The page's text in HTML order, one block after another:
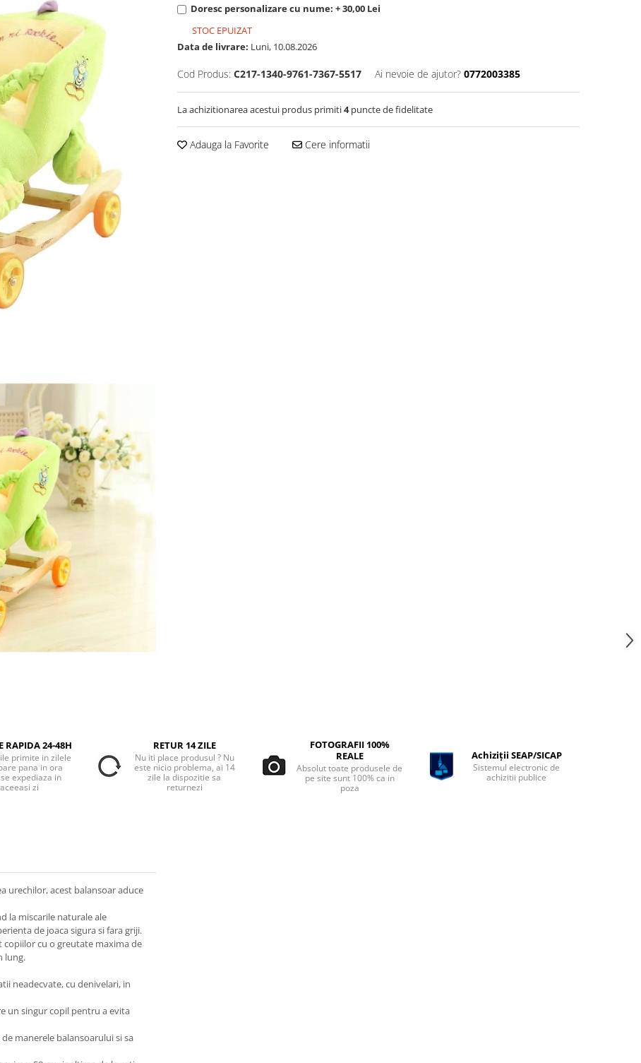
Doresc personalizare cu nume: + 30,00 Lei
STOC EPUIZAT
Data de livrare: Luni, 10.08.2026
Cod Produs: C217-1340-9761-7367-5517 Ai nevoie de ajutor? 0772003385
La achizitionarea acestui produs primiti4puncte de fidelitate
Adauga la Favorite Cere informatii
RAPIDA 24-48H
primite in zilele
pana in ora
expediaza in
aceeasi zi
RETUR 14 ZILE
Nu iti place produsul ? Nu
este nicio problema, ai 14
zile la dispozitie sa
returnezi
FOTOGRAFII 100%
REALE
Absolut toate produsele de
pe site sunt 100% ca in
poza
Achiziții SEAP/SICAP
Sistemul electronic de
achizitii publice
urechilor, acest balansoar aduce
la miscarile naturale ale
de joaca sigura si fara griji.
cu o greutate maxima de
lung.
neadecvate, cu denivelari, in
un singur copil pentru a evita
manerele balansoarului si sa